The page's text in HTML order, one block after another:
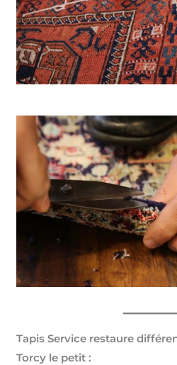
Tapis Service restaure
Torcy le petit :